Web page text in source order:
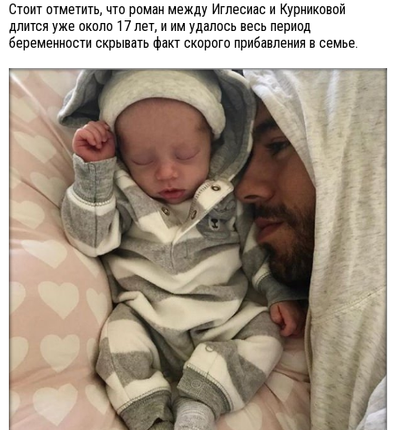
Стоит отметить, что роман между Иглесиас и Курниковой
длится уже около 17 лет, и им удалось весь период
беременности скрывать факт скорого прибавления в семье.